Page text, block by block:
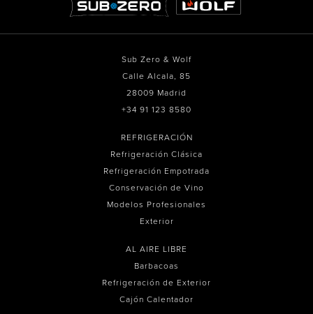
Sub Zero & Wolf
Calle Alcala, 85
28009 Madrid
+34 91 123 8580
REFRIGERACIÓN
Refrigeración Clásica
Refrigeración Empotrada
Conservación de Vino
Modelos Profesionales
Exterior
AL AIRE LIBRE
Barbacoas
Refrigeración de Exterior
Cajón Calentador